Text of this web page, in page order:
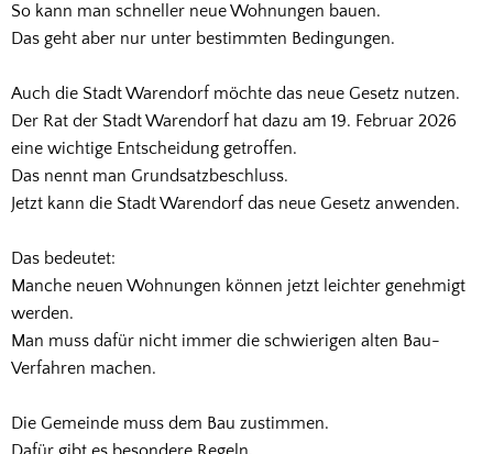
So kann man schneller neue Wohnungen bauen.
Das geht aber nur unter bestimmten Bedingungen.
Auch die Stadt Warendorf möchte das neue Gesetz nutzen.
Der Rat der Stadt Warendorf hat dazu am 19. Februar 2026
eine wichtige Entscheidung getroffen.
Das nennt man Grundsatzbeschluss.
Jetzt kann die Stadt Warendorf das neue Gesetz anwenden.
Das bedeutet:
Manche neuen Wohnungen können jetzt leichter genehmigt
werden.
Man muss dafür nicht immer die schwierigen alten Bau-
Verfahren machen.
Die Gemeinde muss dem Bau zustimmen.